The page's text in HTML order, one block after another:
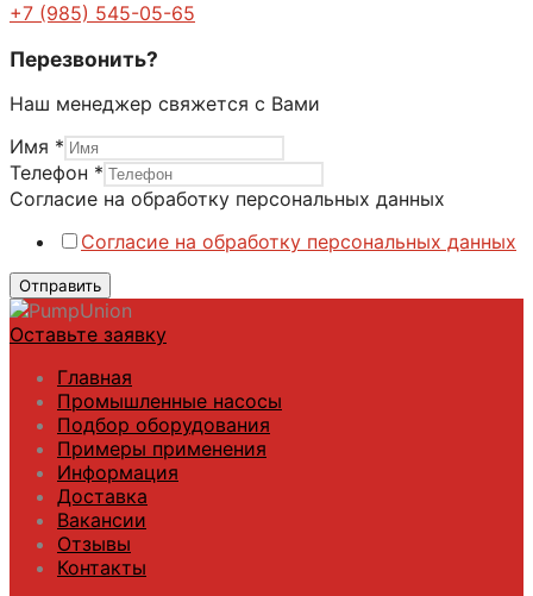
+7 (985) 545-05-65
Перезвонить?
Наш менеджер свяжется с Вами
Имя *
Имя
Телефон
Телефон *
Согласие на обработку персональных данных
Согласие на обработку персональных данных
Отправить
Оставьте заявку
Главная
Промышленные насосы
Подбор оборудования
Примеры применения
Информация
Доставка
Вакансии
Отзывы
Контакты